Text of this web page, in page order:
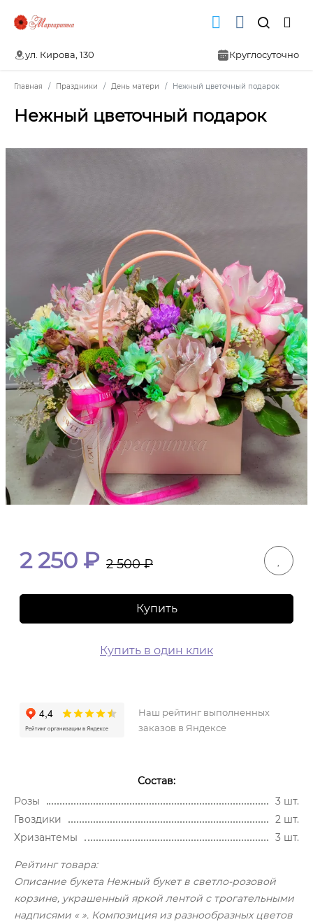
ул. Кирова, 130 Круглосуточно
Главная Праздники День матери Нежный цветочный подарок
Нежный цветочный подарок
2 250 ₽ 2 500₽
Купить
Купить в один клик
Наш рейтинг выполненных
заказов в Яндексе
Состав:
Розы
3 шт.
Гвоздики
2 шт.
Хризантемы
3 шт.
Рейтинг товара:
Описание букета Нежный букет в светло-розовой
корзине, украшенный яркой лентой с трогательными
надписями « ». Композиция из разнообразных цветов